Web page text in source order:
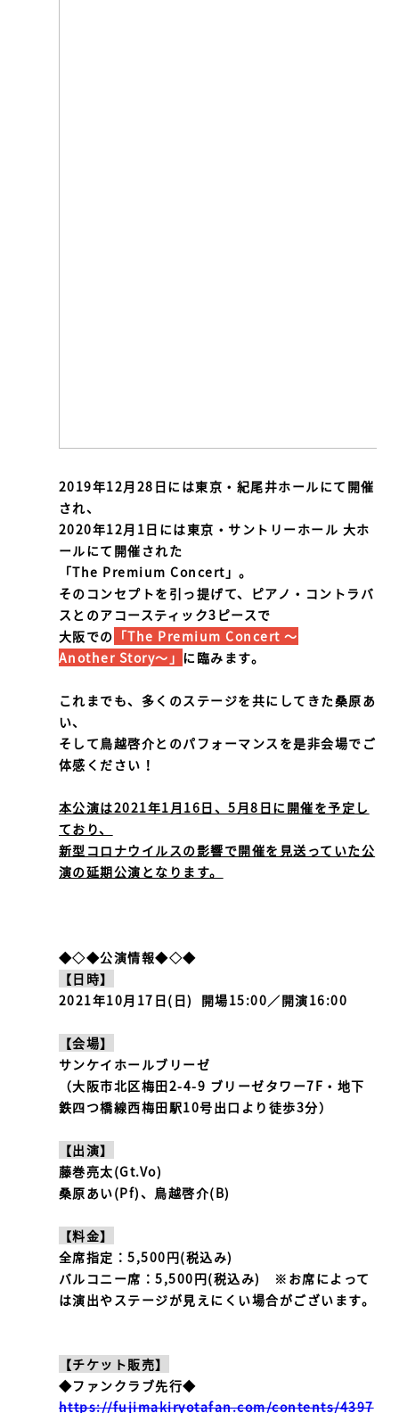
2019年12月28日には東京・紀尾井ホールにて開催
され、
2020年12月1日には東京・サントリーホール 大ホ
ールにて開催された
「The Premium Concert」。
そのコンセプトを引っ提げて、ピアノ・コントラバ
スとのアコースティック3ピースで
大阪での 「The Premium Concert ～
Another Story～」 に臨みます。
これまでも、多くのステージを共にしてきた桑原あ
い、
そして鳥越啓介とのパフォーマンスを是非会場でご
体感ください！
本公演は2021年1月16日、5月8日に開催を予定し
ており、
新型コロナウイルスの影響で開催を見送っていた公
演の延期公演となります。
◆◇◆公演情報◆◇◆
【日時】
2021年10月17日(日) 開場15:00／開演16:00
【会場】
サンケイホールブリーゼ
（大阪市北区梅田2-4-9 ブリーゼタワー7F​・地下
鉄四つ橋線西梅田駅10号出口より徒歩3分）
【出演】
藤巻亮太(Gt.Vo)
桑原あい(Pf)、鳥越啓介(B)
【料金】
全席指定：5,500円(税込み)
バルコニー席：5,500円(税込み) ※お席によって
は演出やステージが見えにくい場合がございます。
【チケット販売】
◆ファンクラブ先行◆
https://fujimakiryotafan.com/contents/4397